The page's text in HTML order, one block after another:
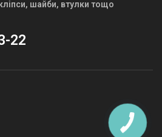
шайби, втулки тощо
22